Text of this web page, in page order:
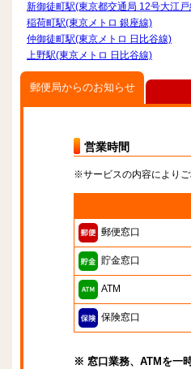
新御徒町駅(東京都交通局 12号大江
稲荷町駅(東京メトロ 銀座線)
仲御徒町駅(東京メトロ 日比谷線)
上野駅(東京メトロ 日比谷線)
郵便局からのお知らせ
営業時間
※サービスの内容により
郵便窓口
貯金窓口
ATM
保険窓口
※ 窓口業務、ATMを一